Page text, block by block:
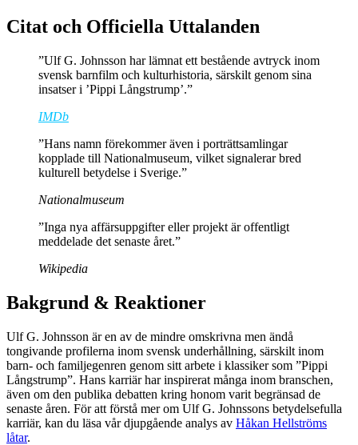
Citat och Officiella Uttalanden
”Ulf G. Johnsson har lämnat ett bestående avtryck inom
svensk barnfilm och kulturhistoria, särskilt genom sina
insatser i ’Pippi Långstrump’.”
IMDb
”Hans namn förekommer även i porträttsamlingar
kopplade till Nationalmuseum, vilket signalerar bred
kulturell betydelse i Sverige.”
Nationalmuseum
”Inga nya affärsuppgifter eller projekt är offentligt
meddelade det senaste året.”
Wikipedia
Bakgrund & Reaktioner
Ulf G. Johnsson är en av de mindre omskrivna men ändå
tongivande profilerna inom svensk underhållning, särskilt inom
barn- och familjegenren genom sitt arbete i klassiker som ”Pippi
Långstrump”. Hans karriär har inspirerat många inom branschen,
även om den publika debatten kring honom varit begränsad de
senaste åren. För att förstå mer om Ulf G. Johnssons betydelsefulla
karriär, kan du läsa vår djupgående analys av Håkan Hellströms
låtar.